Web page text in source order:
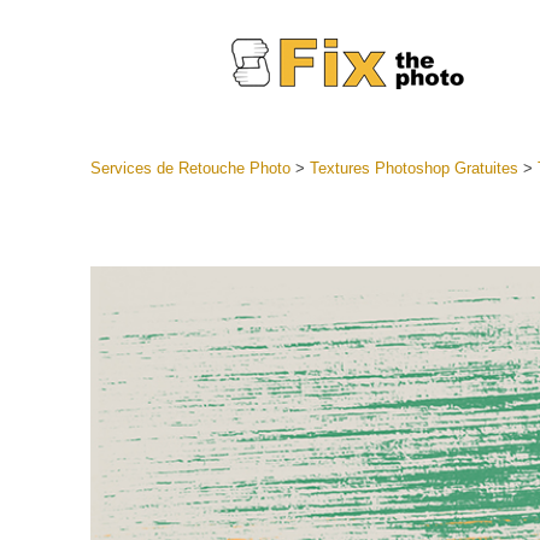
Services
Collecte
Services de Retouche Photo> Textures Photoshop Gratuites >